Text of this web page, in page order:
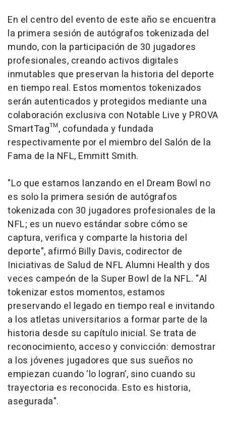
En el centro del evento de este año se encuentra
la primera sesión de autógrafos tokenizada del
mundo, con la participación de 30 jugadores
profesionales, creando activos digitales
inmutables que preservan la historia del deporte
en tiempo real. Estos momentos tokenizados
serán autenticados y protegidos mediante una
colaboración exclusiva con Notable Live y PROVA
SmartTag™, cofundada y fundada
respectivamente por el miembro del Salón de la
Fama de la NFL, Emmitt Smith.
"Lo que estamos lanzando en el Dream Bowl no
es solo la primera sesión de autógrafos
tokenizada con 30 jugadores profesionales de la
NFL; es un nuevo estándar sobre cómo se
captura, verifica y comparte la historia del
deporte", afirmó Billy Davis, codirector de
Iniciativas de Salud de NFL Alumni Health y dos
veces campeón de la Super Bowl de la NFL. "Al
tokenizar estos momentos, estamos
preservando el legado en tiempo real e invitando
a los atletas universitarios a formar parte de la
historia desde su capítulo inicial. Se trata de
reconocimiento, acceso y convicción: demostrar
a los jóvenes jugadores que sus sueños no
empiezan cuando ‘lo logran’, sino cuando su
trayectoria es reconocida. Esto es historia,
asegurada".